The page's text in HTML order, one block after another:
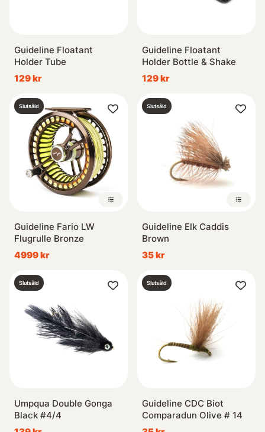
Guideline Floatant
Holder Tube
129 kr
Guideline Floatant
Holder Bottle & Shake
129 kr
Slutsåld
Guideline Fario LW
Flugrulle Bronze
4999 kr
Slutsåld
Guideline Elk Caddis
Brown
35 kr
Slutsåld
Umpqua Double Gonga
Black #4/4
Slutsåld
Guideline CDC Biot
Comparadun Olive # 14